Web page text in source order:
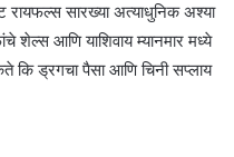
रायफल्स सारख्या अत्याधुनिक अश्या
आणि याशिवाय म्यानमार मध्ये
ड्रगचा पैसा आणि चिनी सप्लाय